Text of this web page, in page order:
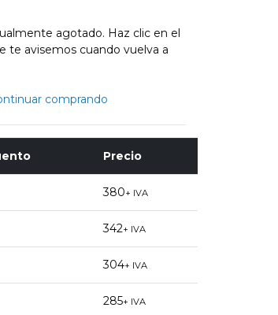
agotado. Haz clic en el
te avisemos cuando vuelva a
comprando
Precio
380+ IVA
342+ IVA
304+ IVA
285+ IVA